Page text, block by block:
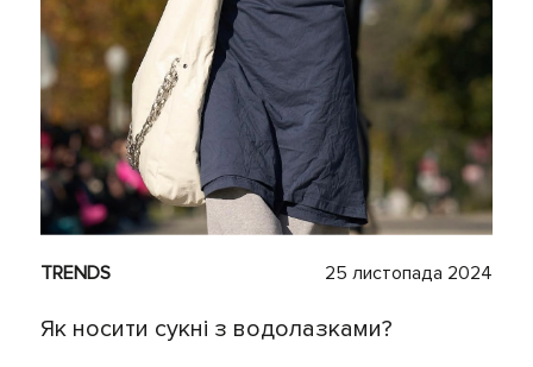
TRENDS 25 листопада 2024
Як носити сукні з водолазками?